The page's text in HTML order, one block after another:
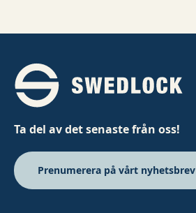
Ta del av det senaste från oss!
Prenumerera på vårt nyhetsbrev